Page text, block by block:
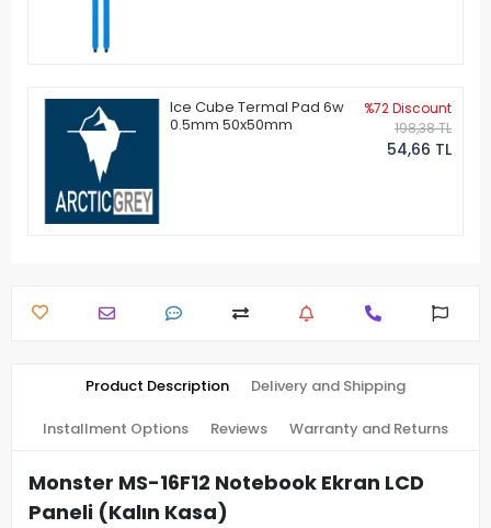
Ice Cube Termal Pad 6w
0.5mm 50x50mm
%72 Discount
198,38 TL
54,66 TL
Product Description Delivery and Shipping
Installment Options Reviews Warranty and Returns
Monster MS-16F12 Notebook Ekran LCD
Paneli (Kalın Kasa)